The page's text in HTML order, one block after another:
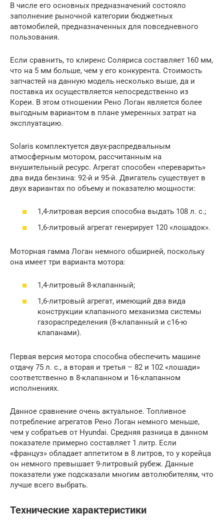
В числе его основных предназначений состояло
заполнение рыночной категории бюджетных
автомобилей, предназначенных для повседневного
пользования.
Если сравнить, то клиренс Соляриса составляет 160 мм,
что на 5 мм больше, чем у его конкурента. Стоимость
запчастей на данную модель несколько выше, да и
поставка их осуществляется непосредственно из
Кореи. В этом отношении Рено Логан является более
выгодным вариантом в плане умеренных затрат на
эксплуатацию.
Solaris комплектуется двух-распредвальным
атмосферным мотором, рассчитанным на
внушительный ресурс. Агрегат способен «переварить»
два вида бензина: 92-й и 95-й. Двигатель существует в
двух вариантах по объему и показателю мощности:
1,4-литровая версия способна выдать 108 л. с.;
1,6-литровый агрегат генерирует 120 «лошадок».
Моторная гамма Логан немного обширней, поскольку
она имеет три варианта мотора:
1,4-литровый 8-клапанный;
1,6-литровый агрегат, имеющий два вида
конструкции клапанного механизма системы
газораспределения (8-клапанный и с16-ю
клапанами).
Первая версия мотора способна обеспечить машине
отдачу 75 л. с., а вторая и третья – 82 и 102 «лошади»
соответственно в 8-клапанном и 16-клапанном
исполнениях.
Данное сравнение очень актуальное. Топливное
потребление агрегатов Рено Логан немного меньше,
чем у собратьев от Hyundai. Средняя разница в данном
показателе примерно составляет 1 литр. Если
«француз» обладает аппетитом в 8 литров, то у корейца
он немного превышает 9-литровый рубеж. Данные
показатели уже подсказали многим автолюбителям, что
лучше всего выбрать.
Технические характеристики